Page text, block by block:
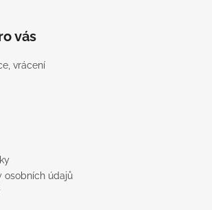
vás
vrácení
osobních údajů